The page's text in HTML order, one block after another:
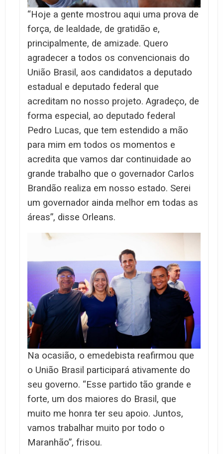
“Hoje a gente mostrou aqui uma prova de
força, de lealdade, de gratidão e,
principalmente, de amizade. Quero
agradecer a todos os convencionais do
União Brasil, aos candidatos a deputado
estadual e deputado federal que
acreditam no nosso projeto. Agradeço, de
forma especial, ao deputado federal
Pedro Lucas, que tem estendido a mão
para mim em todos os momentos e
acredita que vamos dar continuidade ao
grande trabalho que o governador Carlos
Brandão realiza em nosso estado. Serei
um governador ainda melhor em todas as
áreas”, disse Orleans.
Na ocasião, o emedebista reafirmou que
o União Brasil participará ativamente do
seu governo. “Esse partido tão grande e
forte, um dos maiores do Brasil, que
muito me honra ter seu apoio. Juntos,
vamos trabalhar muito por todo o
Maranhão”, frisou.